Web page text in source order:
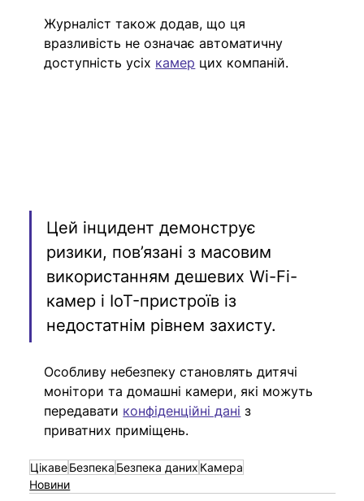
Журналіст також додав, що ця
вразливість не означає автоматичну
доступність усіх камер цих компаній.
Цей інцидент демонструє
ризики, пов’язані з масовим
використанням дешевих Wi-Fi-
камер і IoT-пристроїв із
недостатнім рівнем захисту.
Особливу небезпеку становлять дитячі
монітори та домашні камери, які можуть
передавати конфіденційні дані з
приватних приміщень.
ЦікавеБезпека Безпека даних Камера
Новини